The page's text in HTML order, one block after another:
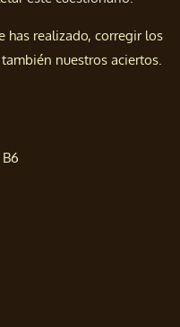
has realizado, corregir los
nuestros aciertos.